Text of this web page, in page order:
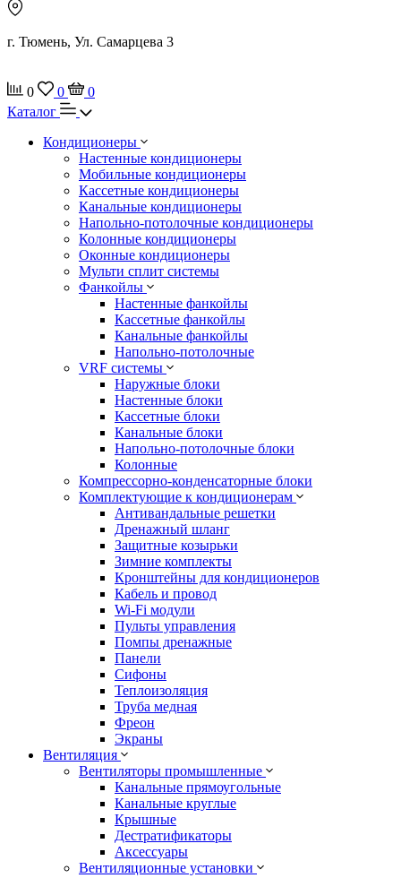
г. Тюмень, Ул. Самарцева 3
0 0
0
Каталог
Кондиционеры
Настенные кондиционеры
Мобильные кондиционеры
Кассетные кондиционеры
Канальные кондиционеры
Напольно-потолочные кондиционеры
Колонные кондиционеры
Оконные кондиционеры
Мульти сплит системы
Фанкойлы
Настенные фанкойлы
Кассетные фанкойлы
Канальные фанкойлы
Напольно-потолочные
VRF системы
Наружные блоки
Настенные блоки
Кассетные блоки
Канальные блоки
Напольно-потолочные блоки
Колонные
Компрессорно-конденсаторные блоки
Комплектующие к кондиционерам
Антивандальные решетки
Дренажный шланг
Защитные козырьки
Зимние комплекты
Кронштейны для кондиционеров
Кабель и провод
Wi-Fi модули
Пульты управления
Помпы дренажные
Панели
Сифоны
Теплоизоляция
Труба медная
Фреон
Экраны
Вентиляция
Вентиляторы промышленные
Канальные прямоугольные
Канальные круглые
Крышные
Дестратификаторы
Аксессуары
Вентиляционные установки